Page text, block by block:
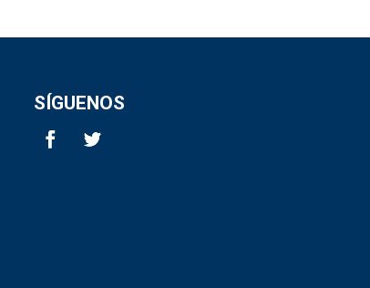
SÍGUENOS